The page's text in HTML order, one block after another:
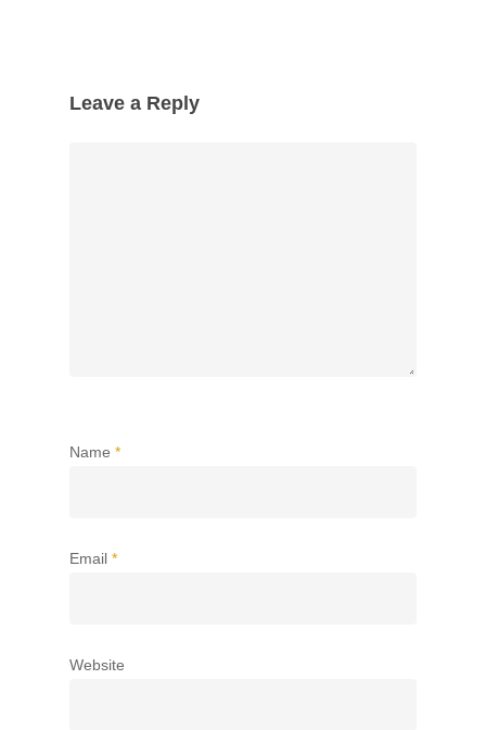
Leave a Reply
Name *
Email *
Website